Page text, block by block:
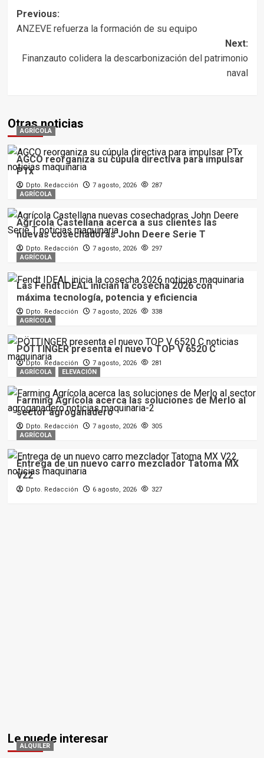
Post
Previous:
ANZEVE refuerza la formación de su equipo
Next:
Finanzauto colidera la descarbonización del patrimonio
naval
Otras noticias
AGRÍCOLA
AGCO reorganiza su cúpula directiva para impulsar
PTx
Dpto. Redacción 7 agosto, 2026
287
AGRÍCOLA
Agrícola Castellana acerca a sus clientes las
nuevas cosechadoras John Deere Serie T
Dpto. Redacción 7 agosto, 2026
297
AGRÍCOLA
Las Fendt IDEAL inician la cosecha 2026 con
máxima tecnología, potencia y eficiencia
Dpto. Redacción 7 agosto, 2026
338
AGRÍCOLA
PÖTTINGER presenta el nuevo TOP V 6520 C
Dpto. Redacción 7 agosto, 2026
281
AGRÍCOLA
ELEVACIÓN
Farming Agrícola acerca las soluciones de Merlo al
sector agroganadero
Dpto. Redacción 7 agosto, 2026
305
AGRÍCOLA
Entrega de un nuevo carro mezclador Tatoma MX
V22
Dpto. Redacción 6 agosto, 2026 327
Le puede interesar
ALQUILER